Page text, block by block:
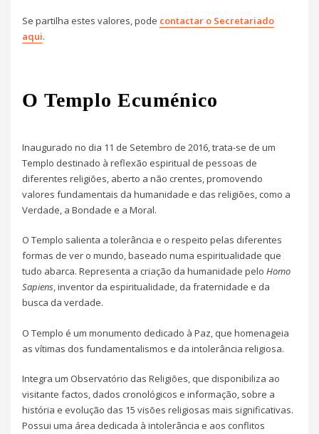
Se partilha estes valores, pode contactar o Secretariado
aqui.
O Templo Ecuménico
Inaugurado no dia 11 de Setembro de 2016, trata-se de um
Templo destinado à reflexão espiritual de pessoas de
diferentes religiões, aberto a não crentes, promovendo
valores fundamentais da humanidade e das religiões, como a
Verdade, a Bondade e a Moral.
O Templo salienta a tolerância e o respeito pelas diferentes
formas de ver o mundo, baseado numa espiritualidade que
tudo abarca. Representa a criação da humanidade peloHomo
Sapiens, inventor da espiritualidade, da fraternidade e da
busca da verdade.
O Templo é um monumento dedicado à Paz, que homenageia
as vítimas dos fundamentalismos e da intolerância religiosa.
Integra um Observatório das Religiões, que disponibiliza ao
visitante factos, dados cronológicos e informação, sobre a
história e evolução das 15 visões religiosas mais significativas.
Possui uma área dedicada à intolerância e aos conflitos